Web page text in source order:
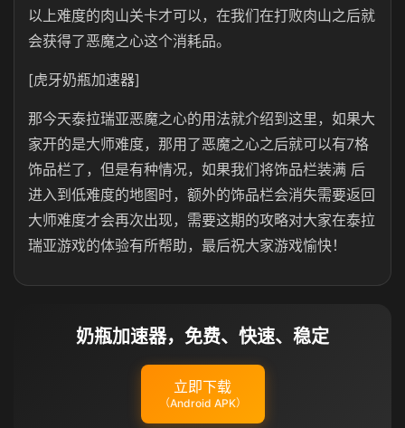
以上难度的肉山关卡才可以，在我们在打败肉山之后就
会获得了恶魔之心这个消耗品。
[虎牙奶瓶加速器]
那今天泰拉瑞亚恶魔之心的用法就介绍到这里，如果大
家开的是大师难度，那用了恶魔之心之后就可以有7格
饰品栏了，但是有种情况，如果我们将饰品栏装满 后
进入到低难度的地图时，额外的饰品栏会消失需要返回
大师难度才会再次出现，需要这期的攻略对大家在泰拉
瑞亚游戏的体验有所帮助，最后祝大家游戏愉快！
奶瓶加速器，免费、快速、稳定
立即下载
（Android APK）